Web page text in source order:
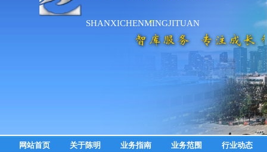
网站首页 关于陈明 业务指南 业务范围 行业动态